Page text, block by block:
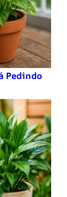
Pedindo